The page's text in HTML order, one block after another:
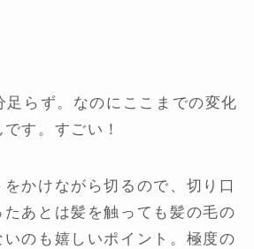
足らず。なのにここまでの変化
す。すごい！
かけながら切るので、切り口
あとは髪を触っても髪の毛の
いのも嬉しいポイント。極度の